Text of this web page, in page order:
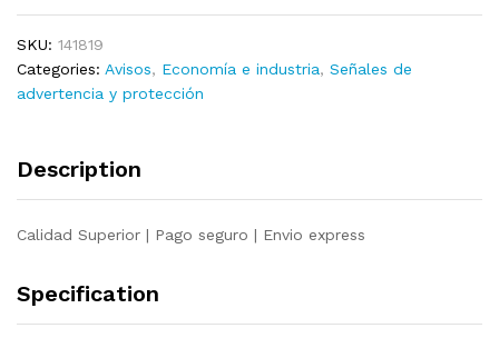
unidades)
quantity
SKU: 141819
Categories: Avisos, Economía e industria, Señales de
advertencia y protección
Description
Calidad Superior | Pago seguro | Envio express
Specification